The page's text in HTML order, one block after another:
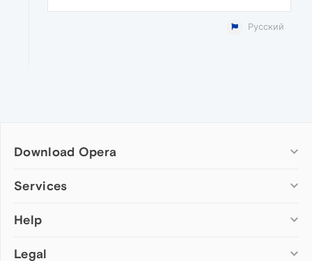
Русский
Download Opera
Computer browsers
Opera for Mac
Opera beta version
Services
Add-ons
Wallpapers
Help
Help & support
Legal